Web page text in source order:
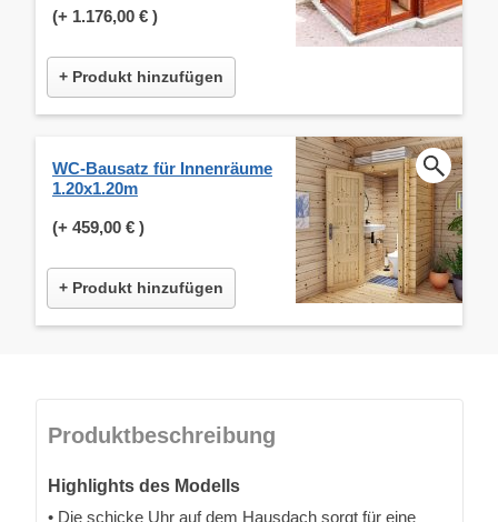
(+ 1.176,00 € )
+ Produkt hinzufügen
WC-Bausatz für Innenräume
1.20x1.20m
(+ 459,00 € )
+ Produkt hinzufügen
Produktbeschreibung
Highlights des Modells
• Die schicke Uhr auf dem Hausdach sorgt für eine